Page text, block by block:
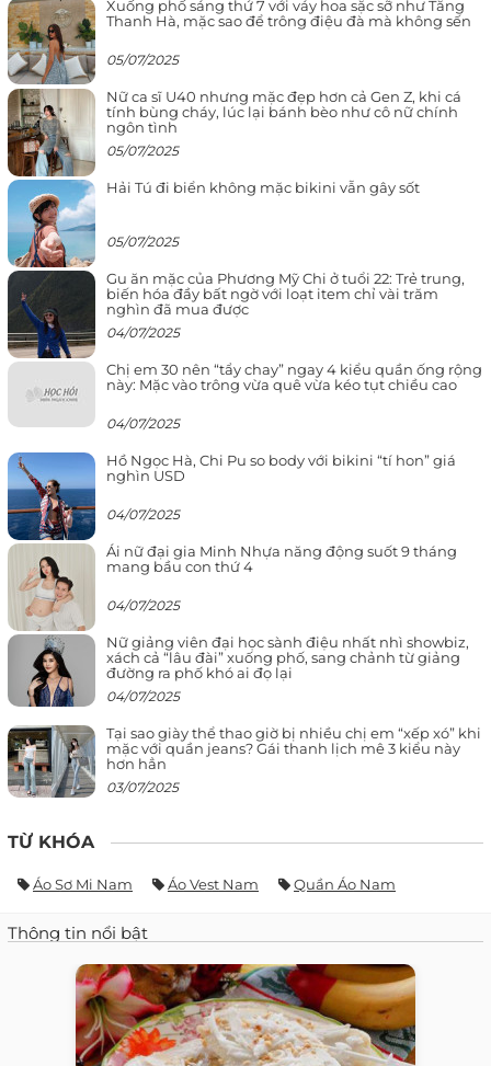
Xuống phố sáng thứ 7 với váy hoa sặc sỡ như Tăng
Thanh Hà, mặc sao để trông điệu đà mà không sến
05/07/2025
Nữ ca sĩ U40 nhưng mặc đẹp hơn cả Gen Z, khi cá
tính bùng cháy, lúc lại bánh bèo như cô nữ chính
ngôn tình
05/07/2025
Hải Tú đi biển không mặc bikini vẫn gây sốt
05/07/2025
Gu ăn mặc của Phương Mỹ Chi ở tuổi 22: Trẻ trung,
biến hóa đầy bất ngờ với loạt item chỉ vài trăm
nghìn đã mua được
04/07/2025
Chị em 30 nên “tẩy chay” ngay 4 kiểu quần ống rộng
này: Mặc vào trông vừa quê vừa kéo tụt chiều cao
04/07/2025
Hồ Ngọc Hà, Chi Pu so body với bikini “tí hon” giá
nghìn USD
04/07/2025
Ái nữ đại gia Minh Nhựa năng động suốt 9 tháng
mang bầu con thứ 4
04/07/2025
Nữ giảng viên đại học sành điệu nhất nhì showbiz,
xách cả “lâu đài” xuống phố, sang chảnh từ giảng
đường ra phố khó ai đọ lại
04/07/2025
Tại sao giày thể thao giờ bị nhiều chị em “xếp xó” khi
mặc với quần jeans? Gái thanh lịch mê 3 kiểu này
hơn hẳn
03/07/2025
TỪ KHÓA
Áo Sơ Mi Nam Áo Vest Nam Quần Áo Nam
Thông tin nổi bật